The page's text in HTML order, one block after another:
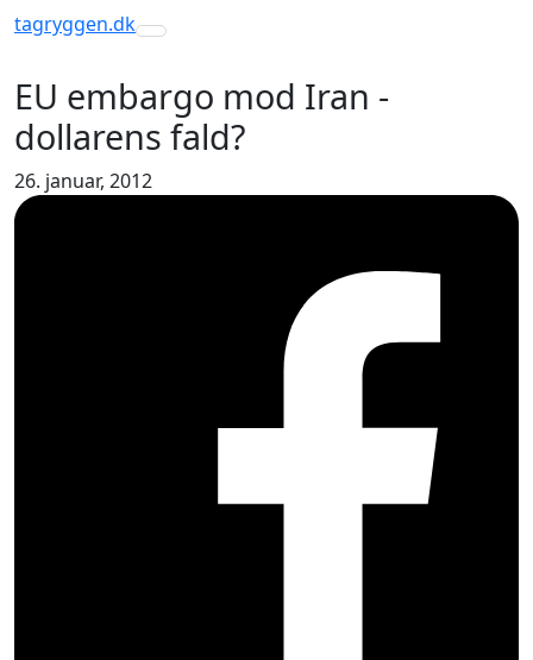
tagryggen.dk
Toggle navigation
EU embargo mod Iran -
dollarens fald?
26. januar, 2012